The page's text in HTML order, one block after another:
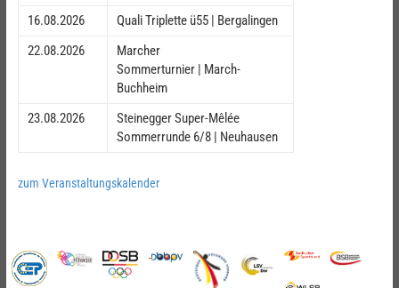
16.08.2026
Quali Triplette ü55 | Bergalingen
22.08.2026
Marcher
Sommerturnier | March-
Buchheim
23.08.2026
Steinegger Super-Mêlée
Sommerrunde 6/8 | Neuhausen
zum Veranstaltungskalender